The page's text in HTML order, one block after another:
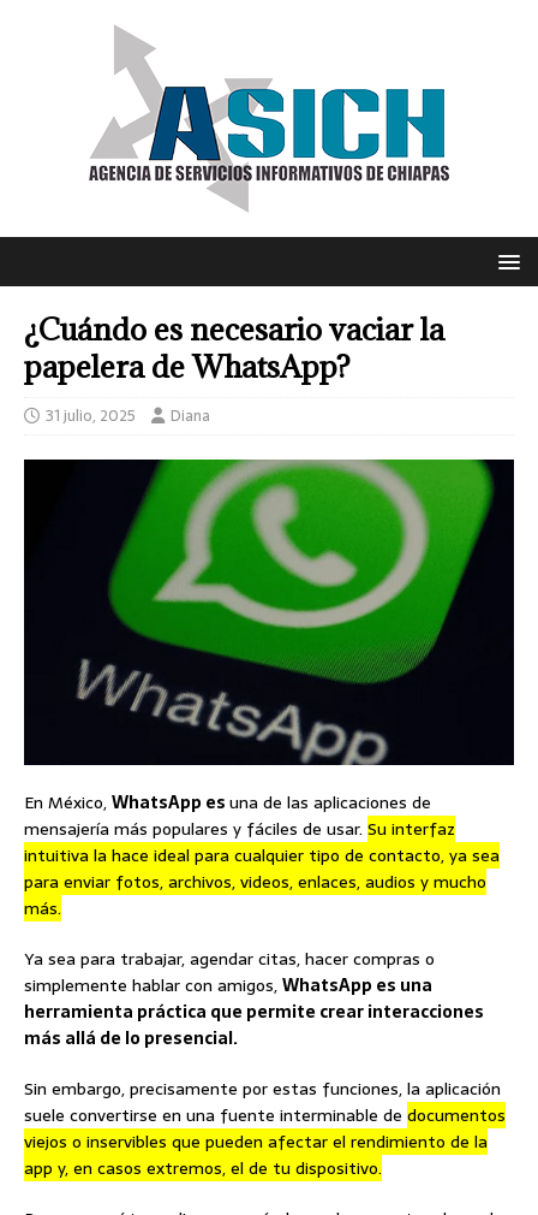
¿Cuándo es necesario vaciar la
papelera de WhatsApp?
31 julio, 2025 Diana
En México,WhatsApp esuna de las aplicaciones de
mensajería más populares y fáciles de usar. Su interfaz
intuitiva la hace ideal para cualquier tipo de contacto, ya sea
para enviar fotos, archivos, videos, enlaces, audios y mucho
más.
Ya sea para trabajar, agendar citas, hacer compras o
simplemente hablar con amigos,WhatsApp es una
herramienta práctica que permite crear interacciones
más allá de lo presencial.
Sin embargo, precisamente por estas funciones, la aplicación
suele convertirse en una fuente interminable de documentos
viejos o inservibles que pueden afectar el rendimiento de la
app y, en casos extremos, el de tu dispositivo.